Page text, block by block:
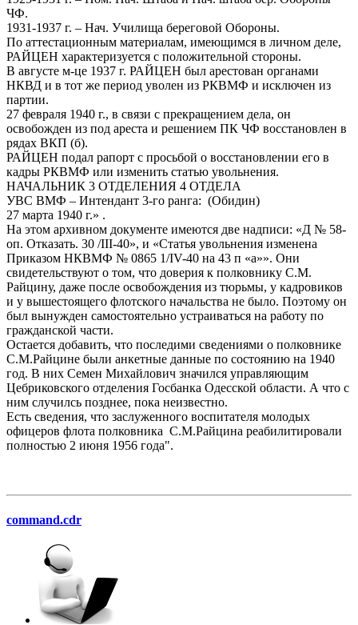
ЧФ.
1931-1937 г. – Нач. Училища береговой Обороны.
По аттестационным материалам, имеющимся в личном деле,
РАЙЦЕН характеризуется с положительной стороны.
В августе м-це 1937 г. РАЙЦЕН был арестован органами
НКВД и в тот же период уволен из РКВМФ и исключен из
партии.
27 февраля 1940 г., в связи с прекращением дела, он
освобожден из под ареста и решением ПК ЧФ восстановлен в
рядах ВКП (б).
РАЙЦЕН подал рапорт с просьбой о восстановлении его в
кадры РКВМФ или изменить статью увольнения.
НАЧАЛЬНИК 3 ОТДЕЛЕНИЯ 4 ОТДЕЛА
УВС ВМФ – Интендант 3-го ранга: (Обидин)
27 марта 1940 г.» .
На этом архивном документе имеются две надписи: «Д № 58-
оп. Отказать. 30 /III-40», и «Статья увольнения изменена
Приказом НКВМФ № 0865 1/IV-40 на 43 п «а»». Они
свидетельствуют о том, что доверия к полковнику С.М.
Райцину, даже после освобождения из тюрьмы, у кадровиков
и у вышестоящего флотского начальства не было. Поэтому он
был вынужден самостоятельно устраиваться на работу по
гражданской части.
Остается добавить, что последими сведениями о полковнике
С.М.Райцине были анкетные данные по состоянию на 1940
год. В них Семен Михайлович значился управляющим
Цебриковского отделения Госбанка Одесской области. А что с
ним случилсь позднее, пока неизвестно.
Есть сведения, что заслуженного воспитателя молодых
офицеров флота полковника С.М.Райцина реабилитировали
полностью 2 июня 1956 года".
command.cdr